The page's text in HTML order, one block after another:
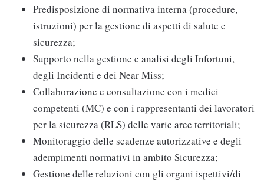
Predisposizione di normativa interna (procedure,
istruzioni) per la gestione di aspetti di salute e
sicurezza;
Supporto nella gestione e analisi degli Infortuni,
degli Incidenti e dei Near Miss;
Collaborazione e consultazione con i medici
competenti (MC) e con i rappresentanti dei lavoratori
per la sicurezza (RLS) delle varie aree territoriali;
Monitoraggio delle scadenze autorizzative e degli
adempimenti normativi in ambito Sicurezza;
Gestione delle relazioni con gli organi ispettivi/di